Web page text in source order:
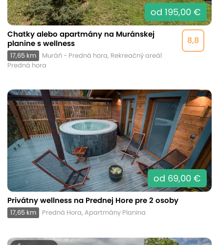
od 195,00 €
8,8
Chatky alebo apartmány na Muránskej
planine s wellness
17,65 km
Muráň - Predná hora, Rekreačný areál
Predná hora
od 69,00 €
Privátny wellness na Prednej Hore pre 2 osoby
17,65 km Predná Hora, Apartmány Planina